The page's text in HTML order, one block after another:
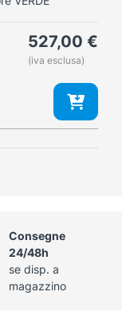
527,00 €
(iva esclusa)
Consegne
24/48h
se disp. a
magazzino